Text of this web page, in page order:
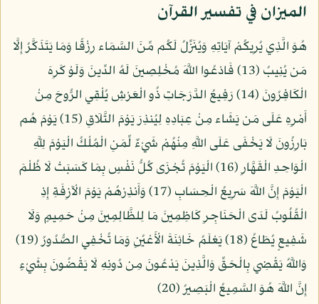
الميزان في تفسير القرآن
هُوَ الَّذِي يُرِيكُمْ آيَاتِهِ وَيُنَزِّلُ لَكُم مِّنَ السَّمَاء رِزْقًا وَمَا يَتَذَكَّرُ إِلَّا
مَن يُنِيبُ (13) فَادْعُوا اللَّهَ مُخْلِصِينَ لَهُ الدِّينَ وَلَوْ كَرِهَ
الْكَافِرُونَ (14) رَفِيعُ الدَّرَجَاتِ ذُو الْعَرْشِ يُلْقِي الرُّوحَ مِنْ
أَمْرِهِ عَلَى مَن يَشَاء مِنْ عِبَادِهِ لِيُنذِرَ يَوْمَ التَّلَاقِ (15) يَوْمَ هُم
بَارِزُونَ لَا يَخْفَى عَلَى اللَّهِ مِنْهُمْ شَيْءٌ لِّمَنِ الْمُلْكُ الْيَوْمَ لِلَّهِ
الْوَاحِدِ الْقَهَّارِ (16) الْيَوْمَ تُجْزَى كُلُّ نَفْسٍ بِمَا كَسَبَتْ لَا ظُلْمَ
الْيَوْمَ إِنَّ اللَّهَ سَرِيعُ الْحِسَابِ (17) وَأَنذِرْهُمْ يَوْمَ الْآزِفَةِ إِذِ
الْقُلُوبُ لَدَى الْحَنَاجِرِ كَاظِمِينَ مَا لِلظَّالِمِينَ مِنْ حَمِيمٍ وَلَا
شَفِيعٍ يُطَاعُ (18) يَعْلَمُ خَائِنَةَ الْأَعْيُنِ وَمَا تُخْفِي الصُّدُورُ (19)
وَاللَّهُ يَقْضِي بِالْحَقِّ وَالَّذِينَ يَدْعُونَ مِن دُونِهِ لَا يَقْضُونَ بِشَيْءٍ
إِنَّ اللَّهَ هُوَ السَّمِيعُ الْبَصِيرُ (20)